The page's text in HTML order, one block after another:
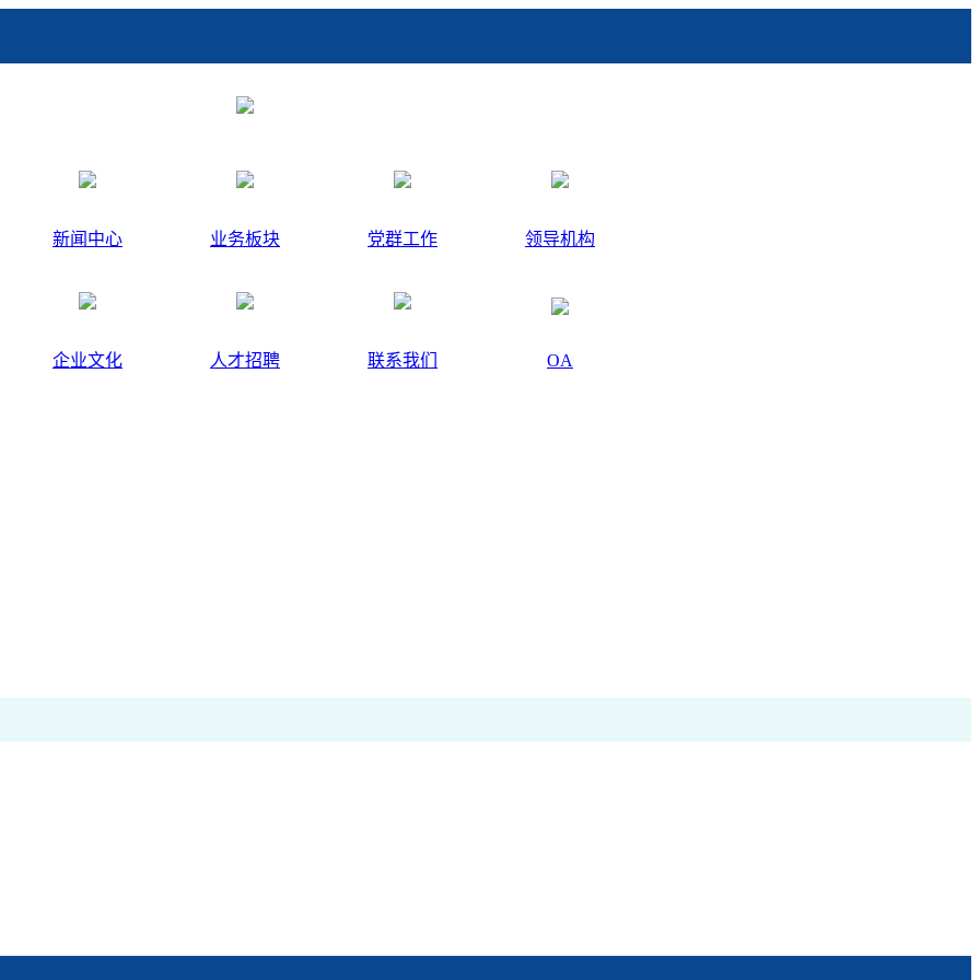
新闻中心 业务板块 党群工作 领导机构
企业文化 人才招聘 联系我们 OA